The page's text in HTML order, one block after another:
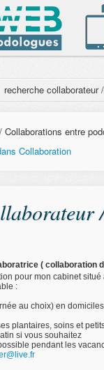
recherche collaborateur
entre
Collaboration
( collaboration
pour mon cabinet situé
:
au choix) en
plantaires, soins et
si vous souhaitez
pendant les